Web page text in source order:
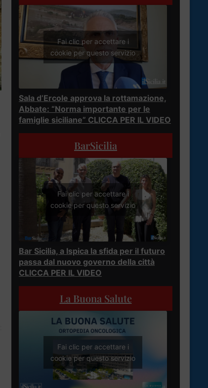
Fai clic per accettare i
cookie per questo servizio
Sala d’Ercole approva la rottamazione,
Abbate: “Norma importante per le
famiglie siciliane” CLICCA PER IL VIDEO
BarSicilia
Fai clic per accettare i
cookie per questo servizio
Bar Sicilia, a Ispica la sfida per il futuro
passa dal nuovo governo della città
CLICCA PER IL VIDEO
La Buona Salute
Fai clic per accettare i
cookie per questo servizio